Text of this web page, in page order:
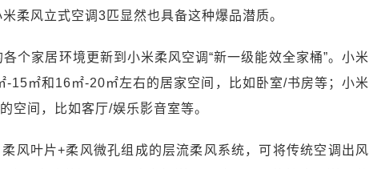
柔风立式空调3匹显然也具备这种爆品潜质。
个家居环境更新到小米柔风空调“新一级能效全家桶”。小米
15㎡和16㎡-20㎡左右的居家空间，比如卧室/书房等；小米
空间，比如客厅/娱乐影音室等。
风叶片+柔风微孔组成的层流柔风系统，可将传统空调出风